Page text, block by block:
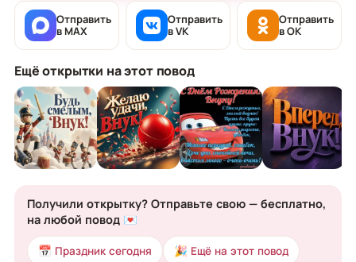
Отправить
в MAX
Отправить
в VK
Отправить
в OK
Ещё открытки на этот повод
Получили открытку? Отправьте свою — бесплатно,
на любой повод 💌
📅 Праздник сегодня 🎉 Ещё на этот повод